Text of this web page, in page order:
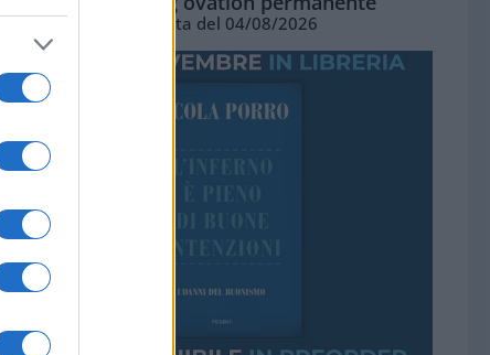
Vignetta del 04/08/2026